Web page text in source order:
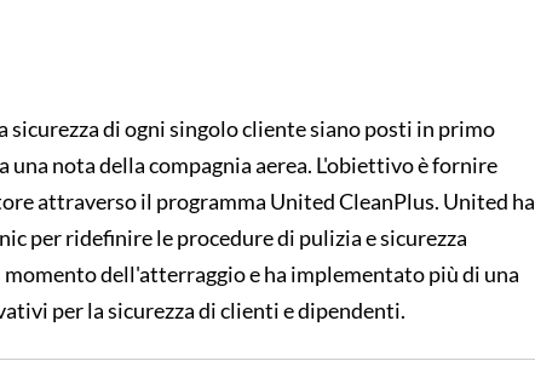
sicurezza di ogni singolo cliente siano posti in primo
nota della compagnia aerea. L'obiettivo è fornire
attraverso il programma United CleanPlus. United ha
per ridefinire le procedure di pulizia e sicurezza
dell'atterraggio e ha implementato più di una
per la sicurezza di clienti e dipendenti.